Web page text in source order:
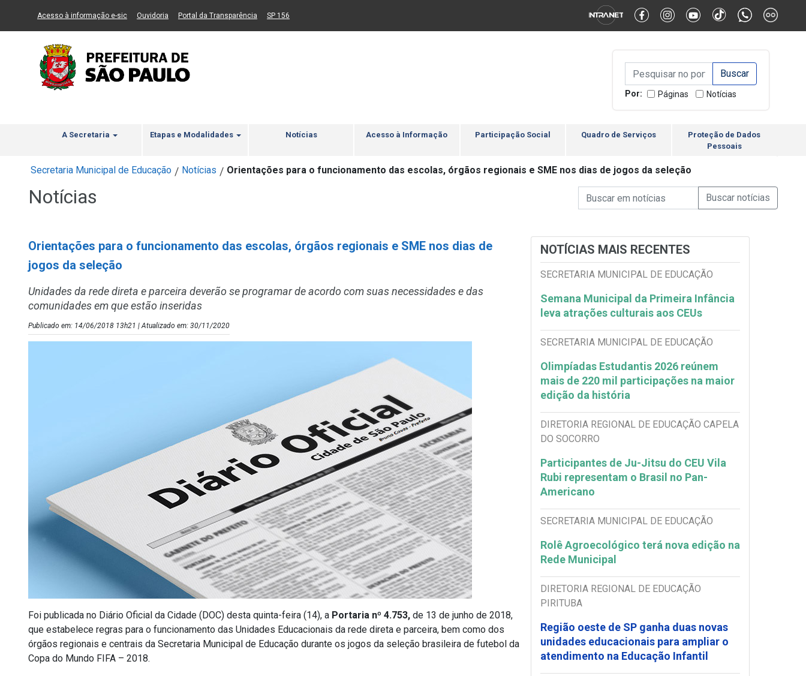
Ir ao Conteúdo Ir para menu principal 2 Ir para busca Ir para rodapé Alternar Alto Contraste Alternar Tamanho da Fonte
Acesso à informação e-sic(Link para um novo sítio)
Ouvidoria (Link para um novo sítio)
Portal da Transparência (Link para um novo sítio)
SP 156
Campo de Busca de
Campo de Busca de informaçõesEnviar a Busca
Por: Páginas Notícias
A Secretaria Etapas e Modalidades Notícias Acesso à Informação Participação Social Quadro de Serviços
Proteção de Dados
Pessoais
Secretaria Municipal de Educação / Notícias / Orientações para o funcionamento das escolas, órgãos regionais e SME nos dias de jogos da seleção
Notícias Campo de Busca de Notícias
Campo de Busca de informaçõesEnviar a Busca de
Orientações para o funcionamento das escolas, órgãos regionais e SME nos dias de
jogos da seleção
Unidades da rede direta e parceira deverão se programar de acordo com suas necessidades e das
comunidades em que estão inseridas
Publicado em: 14/06/2018 13h21 | Atualizado em: 30/11/2020
Foi publicada no Diário Oficial da Cidade (DOC) desta quinta-feira (14), a Portaria nº 4.753, de 13 de junho de 2018,
que estabelece regras para o funcionamento das Unidades Educacionais da rede direta e parceira, bem como dos
órgãos regionais e centrais da Secretaria Municipal de Educação durante os jogos da seleção brasileira de futebol da
Copa do Mundo FIFA – 2018.
NOTÍCIAS MAIS RECENTES
SECRETARIA MUNICIPAL DE EDUCAÇÃO
Semana Municipal da Primeira Infância
leva atrações culturais aos CEUs
SECRETARIA MUNICIPAL DE EDUCAÇÃO
Olimpíadas Estudantis 2026 reúnem
mais de 220 mil participações na maior
edição da história
DIRETORIA REGIONAL DE EDUCAÇÃO CAPELA
DO SOCORRO
Participantes de Ju-Jitsu do CEU Vila
Rubi representam o Brasil no Pan-
Americano
SECRETARIA MUNICIPAL DE EDUCAÇÃO
Rolê Agroecológico terá nova edição na
Rede Municipal
DIRETORIA REGIONAL DE EDUCAÇÃO
PIRITUBA
Região oeste de SP ganha duas novas
unidades educacionais para ampliar o
atendimento na Educação Infantil